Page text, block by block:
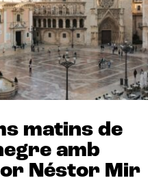
matins de
amb
Néstor Mir